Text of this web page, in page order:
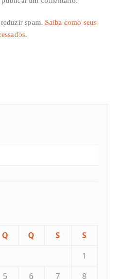
spam. Saiba como seus
.
Q Q S
S
1
5 6 7
8